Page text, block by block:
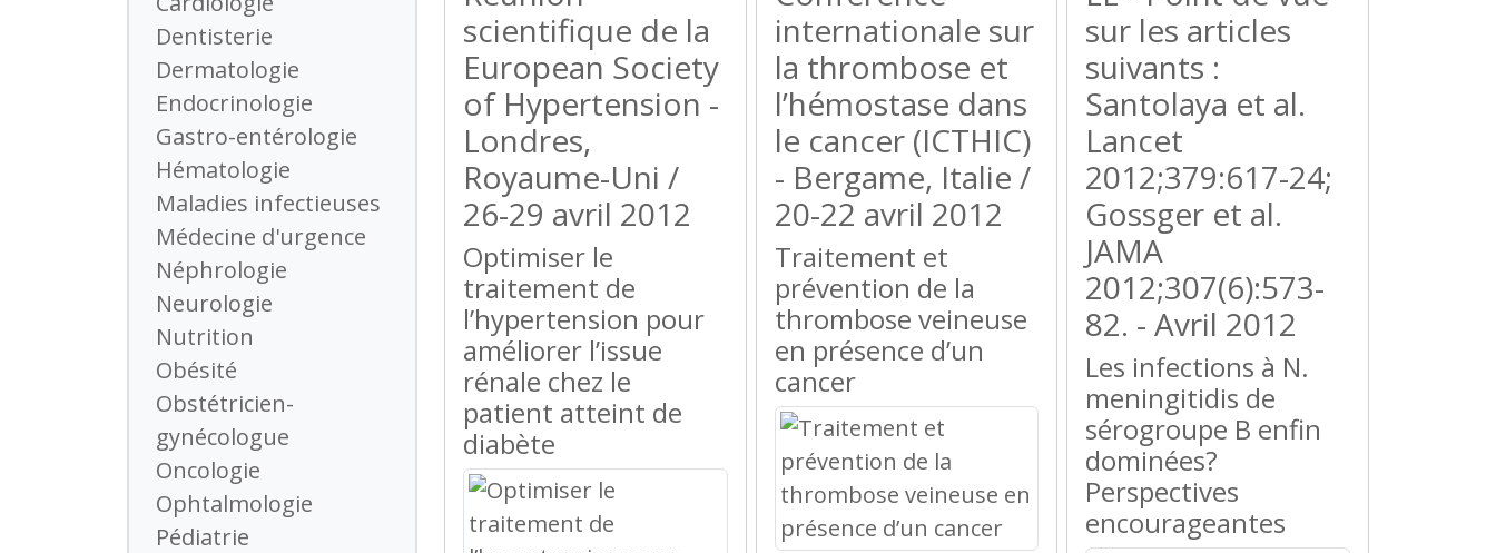
Dentisterie
Dermatologie
Endocrinologie
Gastro-entérologie
Hématologie
Maladies infectieuses
Médecine d'urgence
Néphrologie
Neurologie
Nutrition
Obésité
Obstétricien-
gynécologue
Oncologie
Ophtalmologie
Pédiatrie
scientifique de la
European Society
of Hypertension -
Londres,
Royaume-Uni /
26-29 avril 2012
Optimiser le
traitement de
l’hypertension pour
améliorer l’issue
rénale chez le
patient atteint de
diabète
internationale sur
la thrombose et
l’hémostase dans
le cancer (ICTHIC)
- Bergame, Italie /
20-22 avril 2012
Traitement et
prévention de la
thrombose veineuse
en présence d’un
cancer
sur les articles
suivants :
Santolaya et al.
Lancet
2012;379:617-24;
Gossger et al.
JAMA
2012;307(6):573-
82. - Avril 2012
Les infections à N.
meningitidis de
sérogroupe B enfin
dominées?
Perspectives
encourageantes